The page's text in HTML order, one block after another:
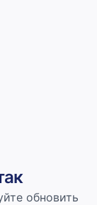
обновить